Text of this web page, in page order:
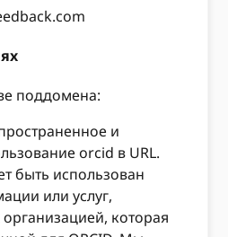
поддомена:
и
orcid в URL.
быть использован
или услуг,
которая